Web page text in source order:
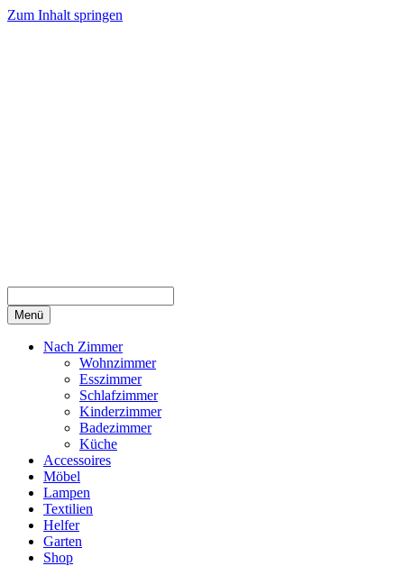
Zum Inhalt springen
Menü
Nach Zimmer
Wohnzimmer
Esszimmer
Schlafzimmer
Kinderzimmer
Badezimmer
Küche
Accessoires
Möbel
Lampen
Textilien
Helfer
Garten
Shop